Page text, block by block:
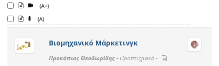
(A+)
(A)
Βιομηχανικό Μάρκετινγκ
Προκόπιος Θεοδωρίδης -Προπτυχιακό -